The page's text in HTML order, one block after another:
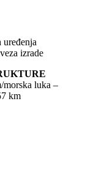
uređenja
izrade
morska luka –
km